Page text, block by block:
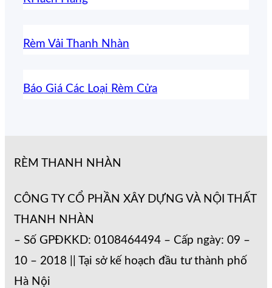
Rèm Vải Thanh Nhàn
Báo Giá Các Loại Rèm Cửa
RÈM THANH NHÀN
CÔNG TY CỔ PHẦN XÂY DỰNG VÀ NỘI THẤT
THANH NHÀN
– Số GPĐKKD: 0108464494 – Cấp ngày: 09 –
10 – 2018 || Tại sở kế hoạch đầu tư thành phố
Hà Nội